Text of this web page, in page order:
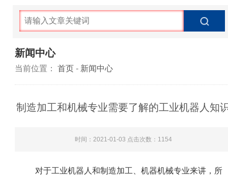
新闻中心
当前位置：首页 - 新闻中心
制造加工和机械专业需要了解的工业机器人知
时间：2021-01-03 点击次数： 1154
对于工业机器人和制造加工、机器机械专业来讲，所